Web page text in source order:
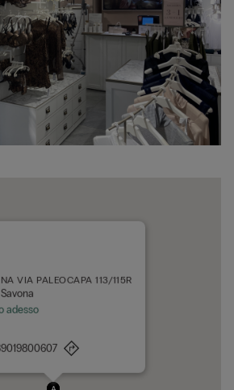
VIA PALEOCAPA 113/115R
adesso